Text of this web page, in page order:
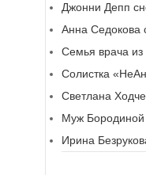
Джонни Депп
Анна Седокова
Семья врача
Солистка
Светлана
Муж Бородиной
Ирина